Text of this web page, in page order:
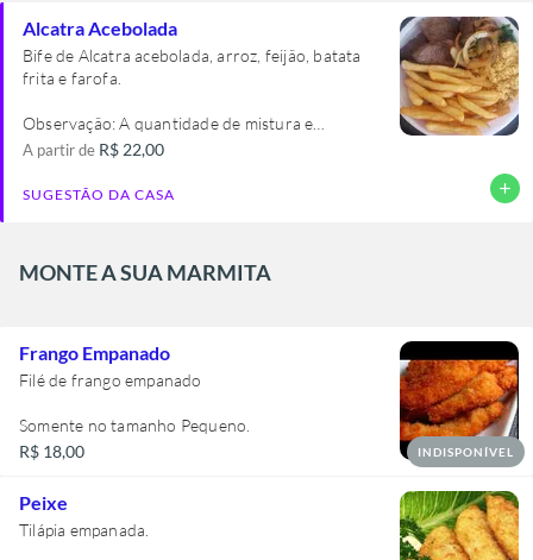
Alcatra Acebolada
Bife de Alcatra acebolada, arroz, feijão, batata
frita e farofa.
Observação: A quantidade de mistura e
acompanhamentos variam de acordo com o
individuais. Na foto acima a marmita é tamanho
A partir de R$ 22,00
add
SUGESTÃO DA CASA
MONTE A SUA MARMITA
Frango Empanado
Filé de frango empanado
Somente no tamanho Pequeno.
R$ 18,00
INDISPONÍVEL
Peixe
Tilápia empanada.